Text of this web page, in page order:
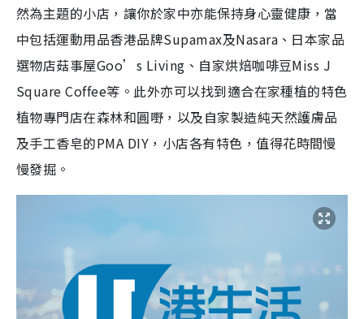
然為主題的小店，讓你於家中亦能保持身心靈健康，當
中包括運動用品香港品牌Supamax及Nasara、日本家品
選物店菇事屋Goo’s Living、自家烘焙咖啡豆Miss J
Square Coffee等。此外亦可以找到適合在家種植的特色
植物專門店在森林和圓嘢，以及自家製造純天然護膚品
及手工香皂的PMA DIY，小店各有特色，值得花時間慢
慢發掘。